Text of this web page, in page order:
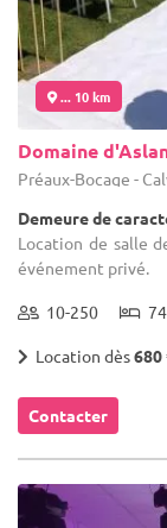
... 10 km
Domaine
Préaux-Bocage -
Demeure de
Location de salle
événement privé.
10-250
Location dès680
Contacter